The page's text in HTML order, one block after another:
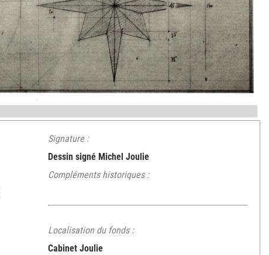
Signature :
Dessin signé Michel Joulie
Compléments historiques :
Localisation du fonds :
Cabinet Joulie